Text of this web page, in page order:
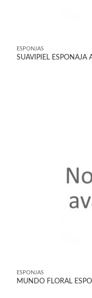
ESPONJAS
SUAVIPIEL ESPONAJA
ESPONJAS
MUNDO FLORAL